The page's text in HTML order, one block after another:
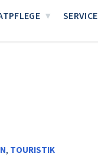
SERVICE
, TOURISTIK